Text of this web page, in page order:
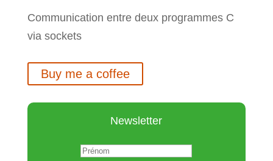
Communication entre deux programmes C
via sockets
Buy me a coffee
Newsletter